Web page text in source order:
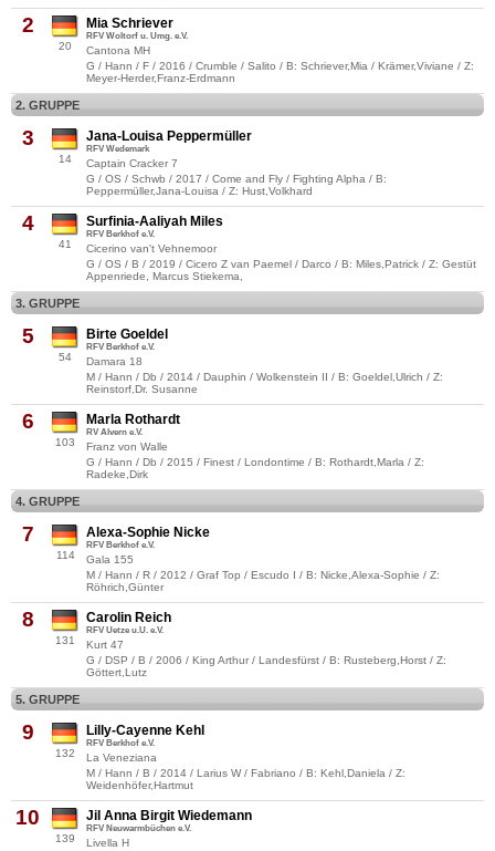
2
20
Mia Schriever
RFV Woltorf u. Umg. e.V.
Cantona MH
G / Hann / F / 2016 / Crumble / Salito / B: Schriever,Mia / Krämer,Viviane / Z:
Meyer-Herder,Franz-Erdmann
2. GRUPPE
3
14
Jana-Louisa Peppermüller
RFV Wedemark
Captain Cracker 7
G / OS / Schwb / 2017 / Come and Fly / Fighting Alpha / B:
Peppermüller,Jana-Louisa / Z: Hust,Volkhard
4
41
Surfinia-Aaliyah Miles
RFV Berkhof e.V.
Cicerino van't Vehnemoor
G / OS / B / 2019 / Cicero Z van Paemel / Darco / B: Miles,Patrick / Z: Gestüt
Appenriede, Marcus Stiekema,
3. GRUPPE
5
54
Birte Goeldel
RFV Berkhof e.V.
Damara 18
M / Hann / Db / 2014 / Dauphin / Wolkenstein II / B: Goeldel,Ulrich / Z:
Reinstorf,Dr. Susanne
6
103
Marla Rothardt
RV Alvern e.V.
Franz von Walle
G / Hann / Db / 2015 / Finest / Londontime / B: Rothardt,Marla / Z:
Radeke,Dirk
4. GRUPPE
7
114
Alexa-Sophie Nicke
RFV Berkhof e.V.
Gala 155
M / Hann / R / 2012 / Graf Top / Escudo I / B: Nicke,Alexa-Sophie / Z:
Röhrich,Günter
8
131
Carolin Reich
RFV Uetze u.U. e.V.
Kurt 47
G / DSP / B / 2006 / King Arthur / Landesfürst / B: Rusteberg,Horst / Z:
Göttert,Lutz
5. GRUPPE
9
132
Lilly-Cayenne Kehl
RFV Berkhof e.V.
La Veneziana
M / Hann / B / 2014 / Larius W / Fabriano / B: Kehl,Daniela / Z:
Weidenhöfer,Hartmut
10
139
Jil Anna Birgit Wiedemann
RFV Neuwarmbüchen e.V.
Livella H